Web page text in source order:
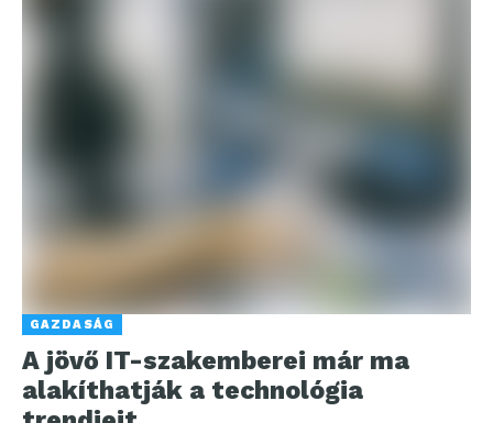
GAZDASÁG
A jövő IT-szakemberei már ma
alakíthatják a technológia